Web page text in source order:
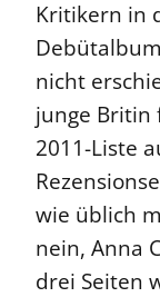
Kritikern in
Debütalbum
nicht
junge Britin
2011-Liste
wie üblich
nein, Anna
drei Seiten